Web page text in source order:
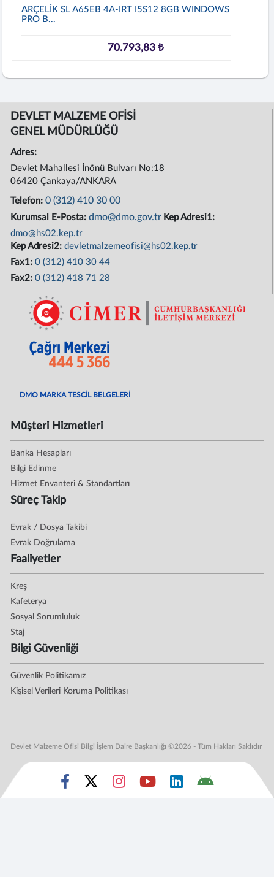
ARÇELİK SL A65EB 4A-IRT I5S12 8GB WINDOWS 11
PRO B...
70.793,83 ₺
DEVLET MALZEME OFİSİ
GENEL MÜDÜRLÜĞÜ
Adres:
Devlet Mahallesi İnönü Bulvarı No:18
06420 Çankaya/ANKARA
Telefon:0 (312) 410 30 00
Kurumsal E-Posta:dmo@dmo.gov.tr Kep Adresi1:
dmo@hs02.kep.tr
Kep Adresi2:devletmalzemeofisi@hs02.kep.tr
Fax1:0 (312) 410 30 44
Fax2:0 (312) 418 71 28
DMO MARKA TESCİL BELGELERİ
Müşteri Hizmetleri
Banka Hesapları
Bilgi Edinme
Hizmet Envanteri & Standartları
Süreç Takip
Evrak / Dosya Takibi
Evrak Doğrulama
Faaliyetler
Kreş
Kafeterya
Sosyal Sorumluluk
Staj
Bilgi Güvenliği
Güvenlik Politikamız
Kişisel Verileri Koruma Politikası
Devlet Malzeme Ofisi Bilgi İşlem Daire Başkanlığı ©2026 - Tüm Hakları Saklıdır